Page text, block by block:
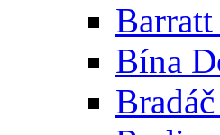
Bína